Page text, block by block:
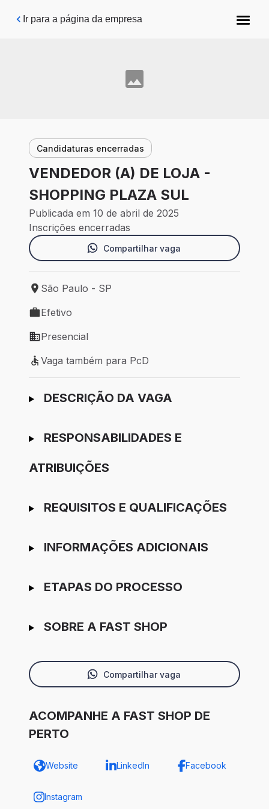
Pular para o conteúdo principal
Ir para a página da empresa
Candidaturas encerradas
VENDEDOR (A) DE LOJA -
SHOPPING PLAZA SUL
Publicada em 10 de abril de 2025
Inscrições encerradas
Compartilhar vaga
Local de trabalho: São Paulo - SP
São Paulo - SP
Tipo de vaga: Efetivo
Efetivo
Modelo de trabalho: Presencial
Presencial
Vaga também para PcD
Vaga também para PcD
Ir para candidatura
DESCRIÇÃO DA VAGA
RESPONSABILIDADES E
ATRIBUIÇÕES
REQUISITOS E QUALIFICAÇÕES
INFORMAÇÕES ADICIONAIS
ETAPAS DO PROCESSO
SOBRE A FAST SHOP
Compartilhar vaga
ACOMPANHE A FAST SHOP DE
PERTO
Website LinkedIn Facebook
Instagram